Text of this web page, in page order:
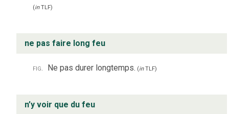
(inTLF)
ne pas faire long feu
fig. Ne pas durer longtemps. (inTLF)
n’y voir que du feu